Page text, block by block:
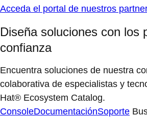
Acceda el portal de nuestros
Diseña soluciones con los
confianza
Encuentra soluciones de nuestra
colaborativa de especialistas y
Hat® Ecosystem Catalog.
ConsoleDocumentaciónSoporte